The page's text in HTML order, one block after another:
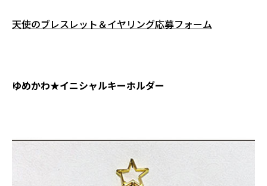
天使のブレスレット＆イヤリング応募フォーム
ゆめかわ★イニシャルキーホルダー